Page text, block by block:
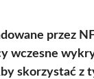
przez
wczesne
skorzystać z